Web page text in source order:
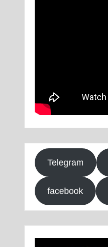
Telegram
facebook